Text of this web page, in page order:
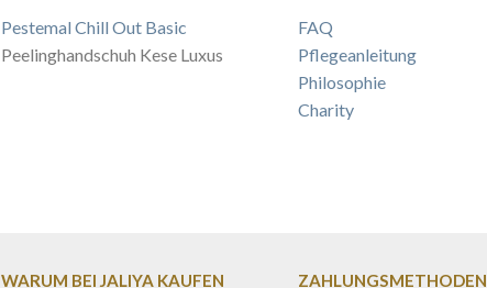
Pestemal Chill Out Basic
Peelinghandschuh Kese Luxus
FAQ
Pflegeanleitung
Philosophie
Charity
WARUM BEI JALIYA KAUFEN ZAHLUNGSMETHODEN